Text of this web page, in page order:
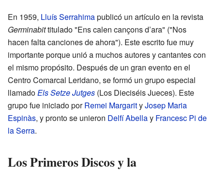
En 1959, Lluís Serrahimapublicó un artículo en la revista
Germinabittitulado "Ens calen cançons d’ara" ("Nos
hacen falta canciones de ahora"). Este escrito fue muy
importante porque unió a muchos autores y cantantes con
el mismo propósito. Después de un gran evento en el
Centro Comarcal Leridano, se formó un grupo especial
llamadoEls Setze Jutges (Los Dieciséis Jueces). Este
grupo fue iniciado porRemei MargarityJosep Maria
Espinàs, y pronto se unieron Delfí Abellay Francesc Pi de
la Serra.
Los Primeros Discos y la